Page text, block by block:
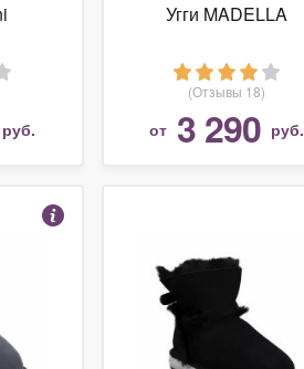
руб.
Угги MADELLA
(Отзывы 18)
от 3 290 руб.